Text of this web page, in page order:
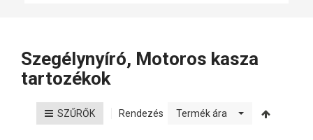
Szegélynyíró, Motoros kasza
tartozékok
SZŰRŐK Rendezés Termék ára